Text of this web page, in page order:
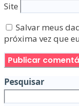
Site
Salvar meus
próxima vez que
Pesquisar